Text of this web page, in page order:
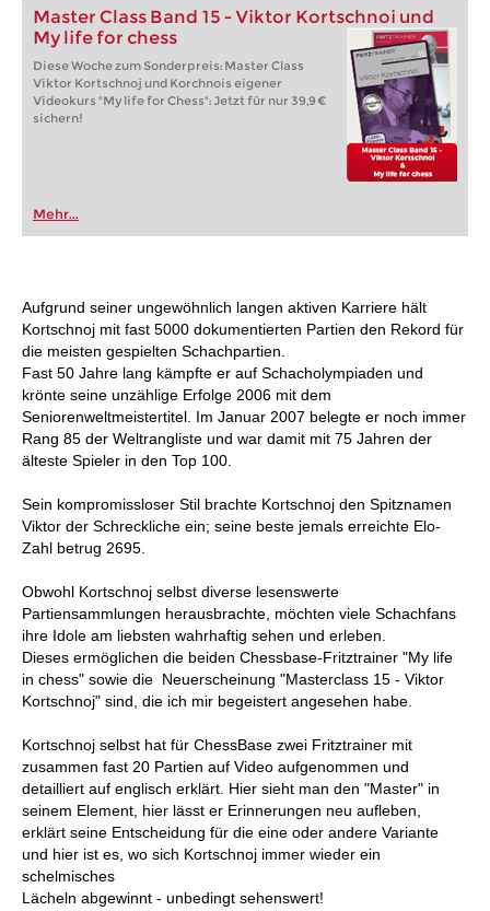
Master Class Band 15 - Viktor Kortschnoi und
My life for chess
Diese Woche zum Sonderpreis: Master Class
Viktor Kortschnoj und Korchnois eigener
Videokurs "My life for Chess": Jetzt für nur 39,9 €
sichern!
Mehr...
Aufgrund seiner ungewöhnlich langen aktiven Karriere hält
Kortschnoj mit fast 5000 dokumentierten Partien den Rekord für
die meisten gespielten Schachpartien.
Fast 50 Jahre lang kämpfte er auf Schacholympiaden und
krönte seine unzählige Erfolge 2006 mit dem
Seniorenweltmeistertitel. Im Januar 2007 belegte er noch immer
Rang 85 der Weltrangliste und war damit mit 75 Jahren der
älteste Spieler in den Top 100.
Sein kompromissloser Stil brachte Kortschnoj den Spitznamen
Viktor der Schreckliche ein; seine beste jemals erreichte Elo-
Zahl betrug 2695.
Obwohl Kortschnoj selbst diverse lesenswerte
Partiensammlungen herausbrachte, möchten viele Schachfans
ihre Idole am liebsten wahrhaftig sehen und erleben.
Dieses ermöglichen die beiden Chessbase-Fritztrainer "My life
in chess" sowie die Neuerscheinung "Masterclass 15 - Viktor
Kortschnoj" sind, die ich mir begeistert angesehen habe.
Kortschnoj selbst hat für ChessBase zwei Fritztrainer mit
zusammen fast 20 Partien auf Video aufgenommen und
detailliert auf englisch erklärt. Hier sieht man den "Master" in
seinem Element, hier lässt er Erinnerungen neu aufleben,
erklärt seine Entscheidung für die eine oder andere Variante
und hier ist es, wo sich Kortschnoj immer wieder ein
schelmisches
Lächeln abgewinnt - unbedingt sehenswert!